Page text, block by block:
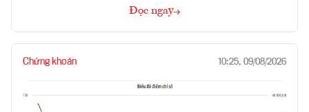
Đọc ngay
Chứng khoán 10:25, 09/08/2026